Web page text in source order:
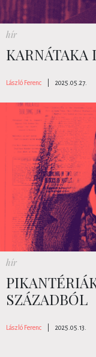
hír
KARNÁTAKA
László Ferenc 2025.05.27.
hír
SZÁZADBÓL
László Ferenc 2025.05.13.